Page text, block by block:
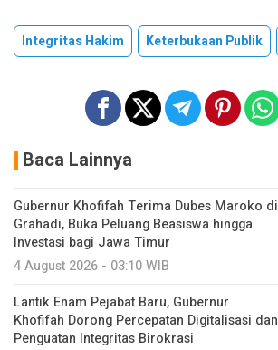
Integritas Hakim Keterbukaan Publik
Baca Lainnya
Gubernur Khofifah Terima Dubes Maroko di
Grahadi, Buka Peluang Beasiswa hingga
Investasi bagi Jawa Timur
4 August 2026 - 03:10 WIB
Lantik Enam Pejabat Baru, Gubernur
Khofifah Dorong Percepatan Digitalisasi dan
Penguatan Integritas Birokrasi